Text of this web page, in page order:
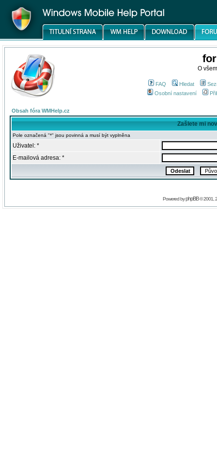
O
FAQ Hledat
Osobní nastavení
Obsah fóra WMHelp.cz
Zašlete mi
Pole označená "*" jsou povinná a musí být vyplněna
Uživatel: *
E-mailová adresa: *
Powered byphpBB© 2001,